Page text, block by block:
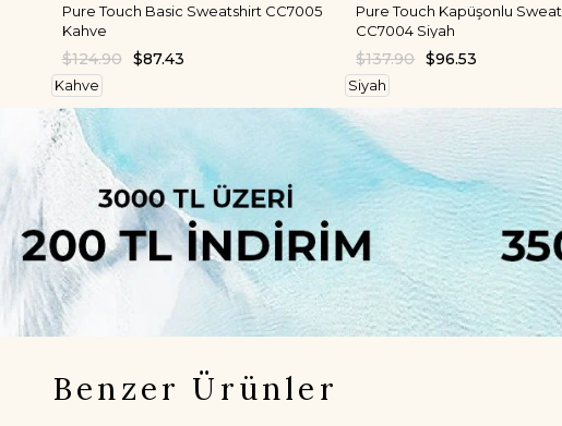
Pure Touch Basic Sweatshirt CC7005
Kahve
$124.90 $87.43
Kahve
Pure Touch Kapüşonlu Sweat
CC7004 Siyah
$137.90 $96.53
Siyah
Benzer Ürünler